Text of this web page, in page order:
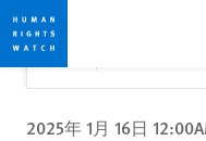
Skip
to
cookie
privacy
notice
Skip
to
main
content
Would you like to
Yes
✕
2025年 1月 16日